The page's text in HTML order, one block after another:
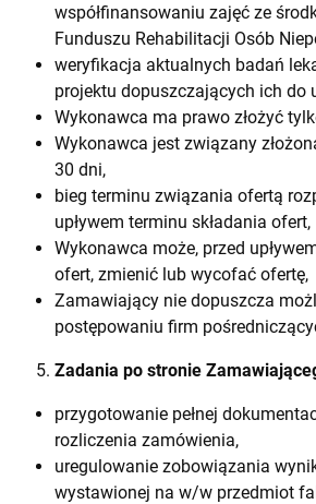
współfinansowaniu zajęć ze
Funduszu Rehabilitacji Osób
weryfikacja aktualnych badań
projektu dopuszczających ich do
Wykonawca ma prawo złożyć
Wykonawca jest związany
30 dni,
bieg terminu związania ofertą
upływem terminu składania ofert,
Wykonawca może, przed
ofert, zmienić lub wycofać ofertę,
Zamawiający nie dopuszcza
postępowaniu firm
Zadania po stronie
przygotowanie pełnej
rozliczenia zamówienia,
uregulowanie zobowiązania
wystawionej na w/w przedmiot